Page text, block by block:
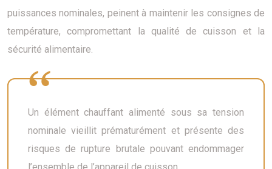
puissances nominales, peinent à maintenir les consignes de
température, compromettant la qualité de cuisson et la
sécurité alimentaire.
Un élément chauffant alimenté sous sa tension
nominale vieillit prématurément et présente des
risques de rupture brutale pouvant endommager